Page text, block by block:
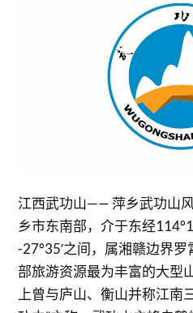
江西武功山—— 萍乡武功山
乡市东南部，介于东经
-27°35′之间，属湘赣边界
部旅游资源最为丰富的大型
上曾与庐山、衡山并称江南